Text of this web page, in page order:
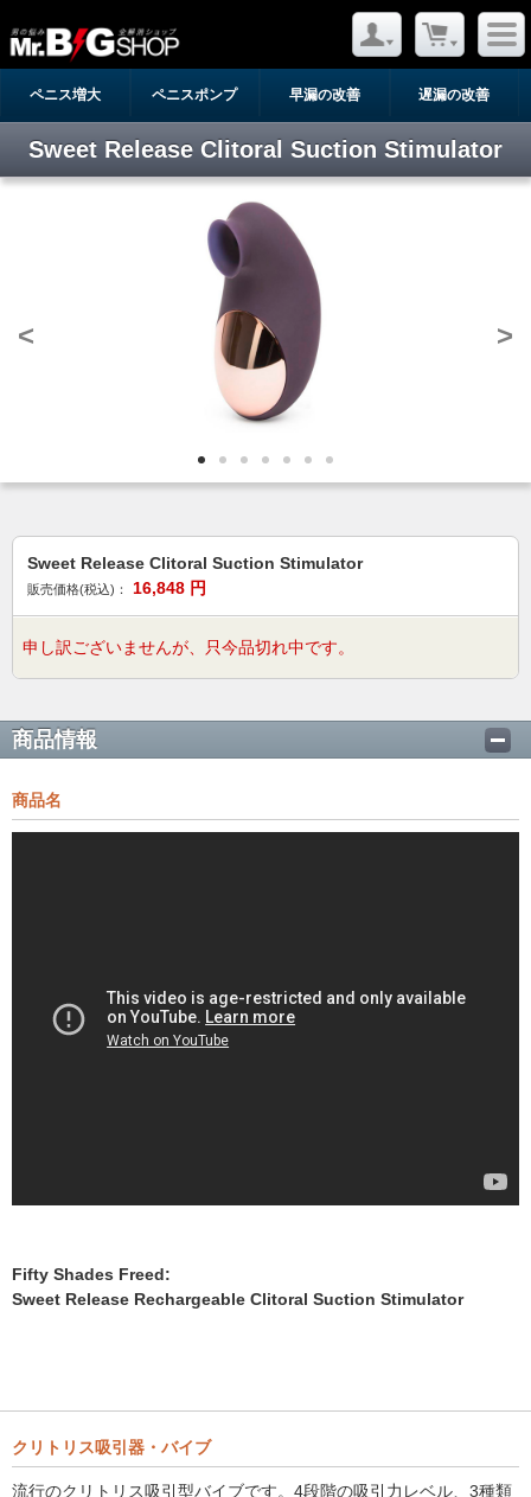
ペニス増大 ペニスポンプ 早漏の改善 遅漏の改善
Sweet Release Clitoral Suction Stimulator
< >
Sweet Release Clitoral Suction Stimulator
販売価格(税込)： 16,848 円
申し訳ございませんが、只今品切れ中です。
商品情報
商品名
Fifty Shades Freed:
Sweet Release Rechargeable Clitoral Suction Stimulator
クリトリス吸引器・バイブ
流行のクリトリス吸引型バイブです。4段階の吸引力レベル、3種類